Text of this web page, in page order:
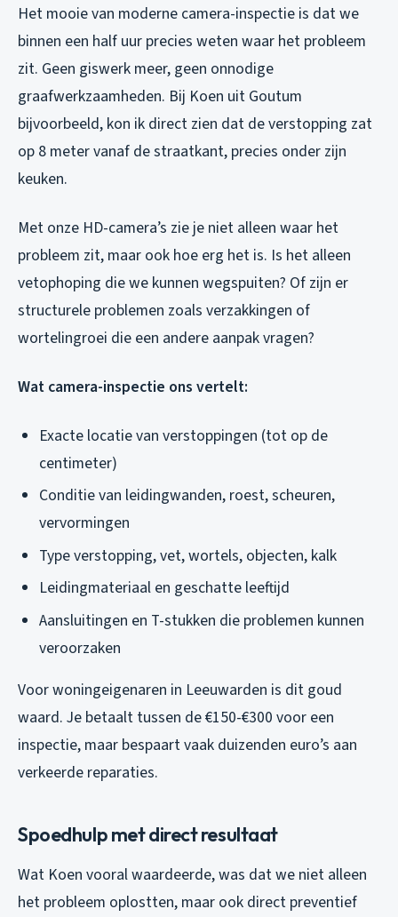
Het mooie van moderne camera-inspectie is dat we
binnen een half uur precies weten waar het probleem
zit. Geen giswerk meer, geen onnodige
graafwerkzaamheden. Bij Koen uit Goutum
bijvoorbeeld, kon ik direct zien dat de verstopping zat
op 8 meter vanaf de straatkant, precies onder zijn
keuken.
Met onze HD-camera’s zie je niet alleen waar het
probleem zit, maar ook hoe erg het is. Is het alleen
vetophoping die we kunnen wegspuiten? Of zijn er
structurele problemen zoals verzakkingen of
wortelingroei die een andere aanpak vragen?
Wat camera-inspectie ons vertelt:
Exacte locatie van verstoppingen (tot op de
centimeter)
Conditie van leidingwanden, roest, scheuren,
vervormingen
Type verstopping, vet, wortels, objecten, kalk
Leidingmateriaal en geschatte leeftijd
Aansluitingen en T-stukken die problemen kunnen
veroorzaken
Voor woningeigenaren in Leeuwarden is dit goud
waard. Je betaalt tussen de €150-€300 voor een
inspectie, maar bespaart vaak duizenden euro’s aan
verkeerde reparaties.
Spoedhulp met direct resultaat
Wat Koen vooral waardeerde, was dat we niet alleen
het probleem oplostten, maar ook direct preventief